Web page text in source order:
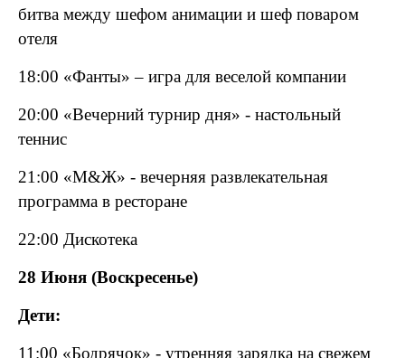
битва между шефом анимации и шеф поваром
отеля
18:00 «Фанты» – игра для веселой компании
20:00 «Вечерний турнир дня» - настольный
теннис
21:00 «М&Ж» - вечерняя развлекательная
программа в ресторане
22:00 Дискотека
28 Июня (Воскресенье)
Дети:
11:00 «Бодрячок» - утренняя зарядка на свежем